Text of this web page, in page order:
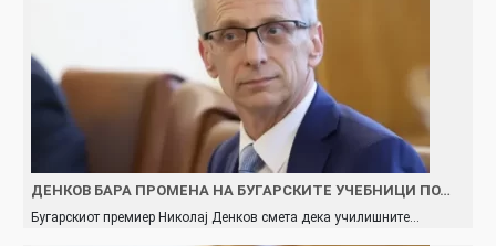
ДЕНКОВ БАРА ПРОМЕНА НА БУГАРСКИТЕ УЧЕБНИЦИ ПО…
Бугарскиот премиер Николај Денков смета дека училишните…